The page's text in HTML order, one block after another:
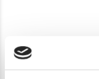
3 colores